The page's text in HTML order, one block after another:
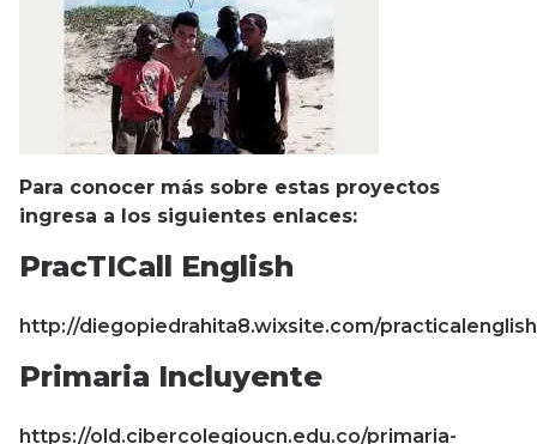
Para conocer más sobre estas proyectos
ingresa a los siguientes enlaces:
PracTICall English
http://diegopiedrahita8.wixsite.com/practicalenglish
Primaria Incluyente
https://old.cibercolegioucn.edu.co/primaria-